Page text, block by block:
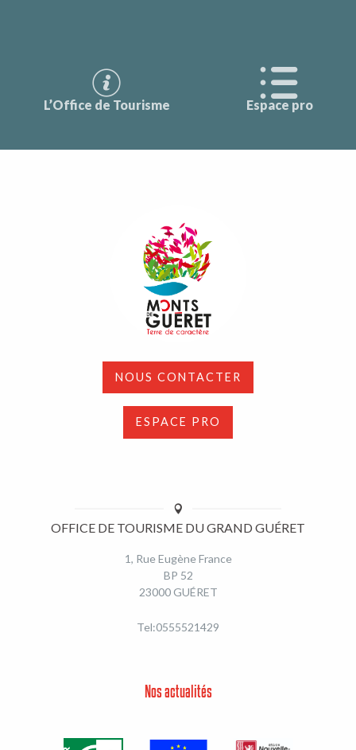
L’Office de Tourisme Espace pro
NOUS CONTACTER
ESPACE PRO
OFFICE DE TOURISME DU GRAND GUÉRET
1, Rue Eugène France
BP 52
23000 GUÉRET
Tel:0555521429
Nos actualités